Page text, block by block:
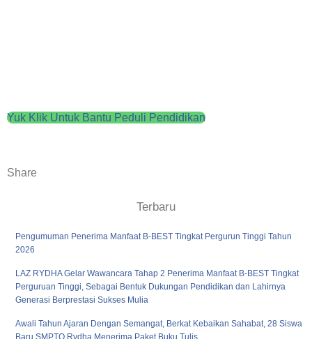
Yuk Klik Untuk Bantu Peduli Pendidikan
Share
Terbaru
Pengumuman Penerima Manfaat B-BEST Tingkat Pergurun Tinggi Tahun
2026
LAZ RYDHA Gelar Wawancara Tahap 2 Penerima Manfaat B-BEST Tingkat
Perguruan Tinggi, Sebagai Bentuk Dukungan Pendidikan dan Lahirnya
Generasi Berprestasi Sukses Mulia
Awali Tahun Ajaran Dengan Semangat, Berkat Kebaikan Sahabat, 28 Siswa